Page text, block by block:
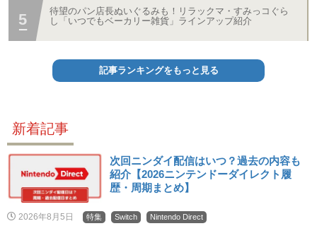
待望のパン店長ぬいぐるみも！リラックマ・すみっコぐら
し「いつでもベーカリー雑貨」ラインアップ紹介
記事ランキングをもっと見る
新着記事
次回ニンダイ配信はいつ？過去の内容も
紹介【2026ニンテンドーダイレクト履
歴・周期まとめ】
2026年8月5日 特集 Switch Nintendo Direct